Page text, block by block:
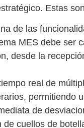
Estas
de las
MES debe ser
desde la
real de
permitiendo
de
cuellos de